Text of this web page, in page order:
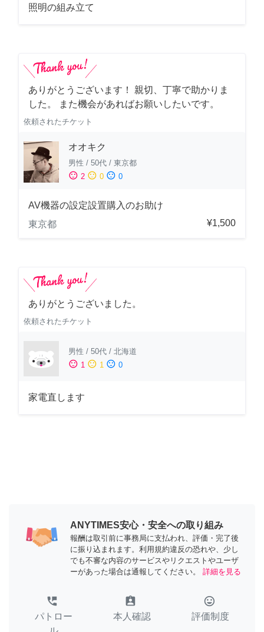
照明の組み立て
ありがとうございます！ 親切、丁寧で助かりま
した。 また機会があればお願いしたいです。
依頼されたチケット
オオキク
男性 / 50代 / 東京都
sentiment_satisfied 2 sentiment_neutral 0 sentiment_dissatisfied 0
AV機器の設定設置購入のお助け
東京都
¥1,500
ありがとうございました。
依頼されたチケット
男性 / 50代 / 北海道
sentiment_satisfied 1 sentiment_neutral 1 sentiment_dissatisfied 0
家電直します
ANYTIMES安心・安全への取り組み
報酬は取引前に事務局に支払われ、評価・完了後
に振り込まれます。利用規約違反の恐れや、少し
でも不審な内容のサービスやリクエストやユーザ
ーがあった場合は通報してください。
詳細を見る
perm_phone_msg
パトロー
assignment_ind
本人確認
tag_faces
評価制度